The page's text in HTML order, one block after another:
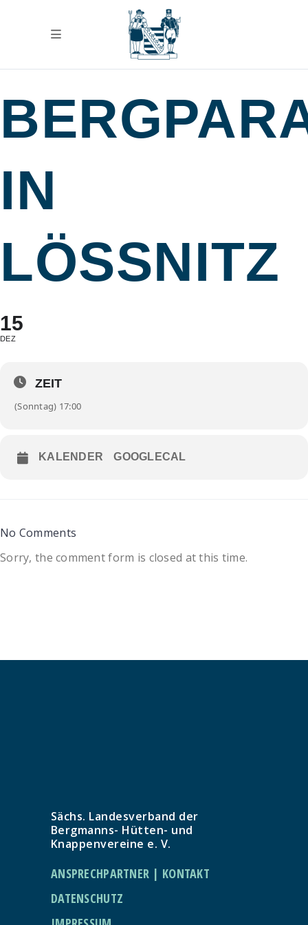
IN
LÖSSNITZ
15
DEZ
ZEIT
(Sonntag) 17:00
KALENDER GOOGLECAL
No Comments
Sorry, the comment form is closed at this time.
Sächs. Landesverband der
Bergmanns- Hütten- und
Knappenvereine e. V.
ANSPRECHPARTNER | KONTAKT
DATENSCHUTZ